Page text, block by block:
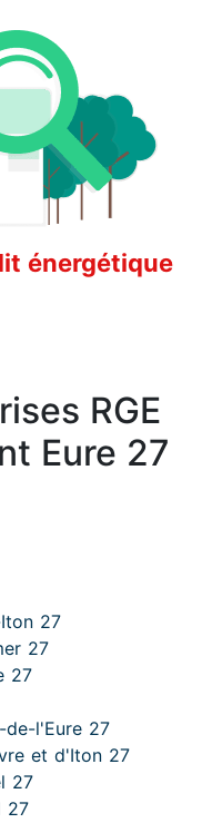
énergétique
RGE
Eure 27
27
27
27
de-l'Eure 27
et d'Iton 27
27
27